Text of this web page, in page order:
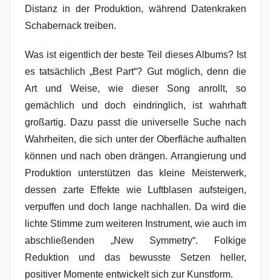
Distanz in der Produktion, während Datenkraken
Schabernack treiben.
Was ist eigentlich der beste Teil dieses Albums? Ist
es tatsächlich „Best Part“? Gut möglich, denn die
Art und Weise, wie dieser Song anrollt, so
gemächlich und doch eindringlich, ist wahrhaft
großartig. Dazu passt die universelle Suche nach
Wahrheiten, die sich unter der Oberfläche aufhalten
können und nach oben drängen. Arrangierung und
Produktion unterstützen das kleine Meisterwerk,
dessen zarte Effekte wie Luftblasen aufsteigen,
verpuffen und doch lange nachhallen. Da wird die
lichte Stimme zum weiteren Instrument, wie auch im
abschließenden „New Symmetry“. Folkige
Reduktion und das bewusste Setzen heller,
positiver Momente entwickelt sich zur Kunstform.